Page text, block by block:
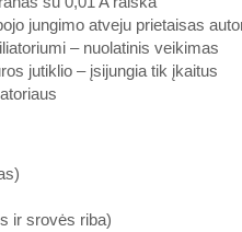
jungimo atveju prietaisas
– nuolatinis veikimas
jutiklio – įsijungia tik įkaitus
ir srovės riba)